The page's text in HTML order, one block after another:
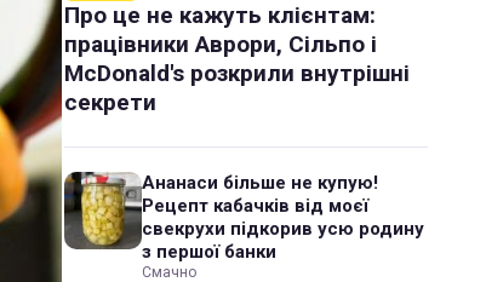
Про це не кажуть клієнтам:
працівники Аврори, Сільпо і
McDonald's розкрили внутрішні
секрети
Ананаси більше не купую!
Рецепт кабачків від моєї
свекрухи підкорив усю родину
з першої банки
Смачно